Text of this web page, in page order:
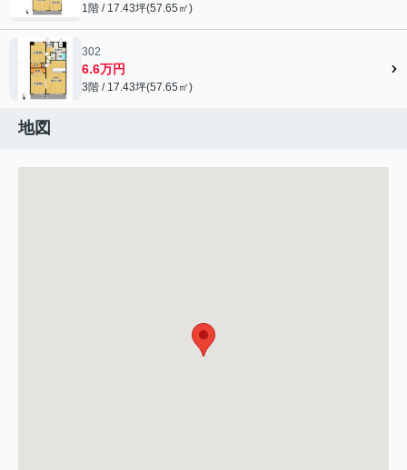
1階 / 17.43坪(57.65㎡)
302
6.6万円
3階 / 17.43坪(57.65㎡)
地図